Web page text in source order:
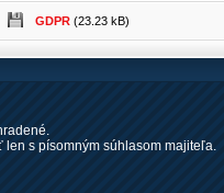
GDPR (23.23 kB)
s písomným súhlasom majiteľa.